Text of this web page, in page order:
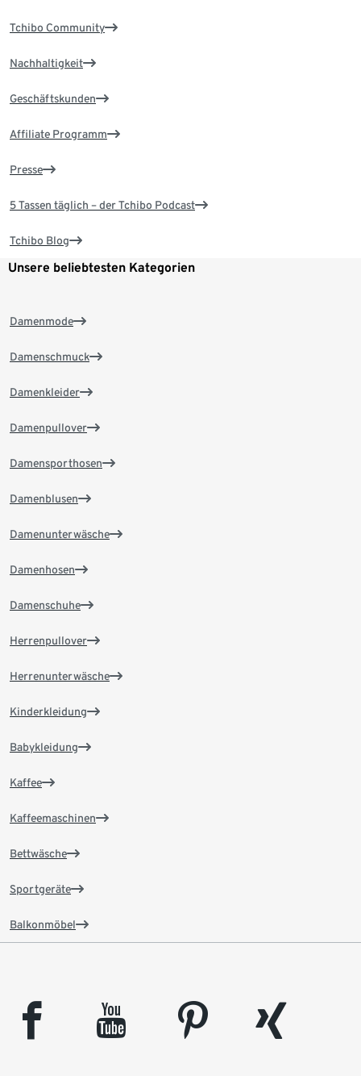
Tchibo Community
Nachhaltigkeit
Geschäftskunden
Affiliate Programm
Presse
5 Tassen täglich – der Tchibo Podcast
Tchibo Blog
Unsere beliebtesten Kategorien
Damenmode
Damenschmuck
Damenkleider
Damenpullover
Damensporthosen
Damenblusen
Damenunterwäsche
Damenhosen
Damenschuhe
Herrenpullover
Herrenunterwäsche
Kinderkleidung
Babykleidung
Kaffee
Kaffeemaschinen
Bettwäsche
Sportgeräte
Balkonmöbel
facebook youtube pinterest
xing